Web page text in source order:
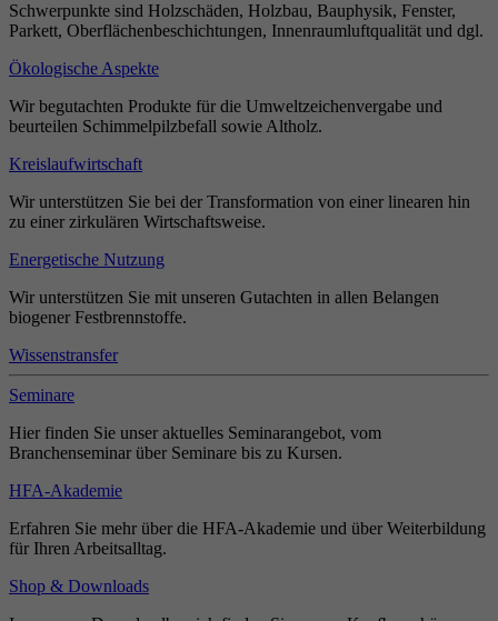
Schwerpunkte sind Holzschäden, Holzbau, Bauphysik, Fenster,
Parkett, Oberflächenbeschichtungen, Innenraumluftqualität und dgl.
Ökologische Aspekte
Wir begutachten Produkte für die Umweltzeichenvergabe und
beurteilen Schimmelpilzbefall sowie Altholz.
Kreislaufwirtschaft
Wir unterstützen Sie bei der Transformation von einer linearen hin
zu einer zirkulären Wirtschaftsweise.
Energetische Nutzung
Wir unterstützen Sie mit unseren Gutachten in allen Belangen
biogener Festbrennstoffe.
Wissenstransfer
Seminare
Hier finden Sie unser aktuelles Seminarangebot, vom
Branchenseminar über Seminare bis zu Kursen.
HFA-Akademie
Erfahren Sie mehr über die HFA-Akademie und über Weiterbildung
für Ihren Arbeitsalltag.
Shop & Downloads